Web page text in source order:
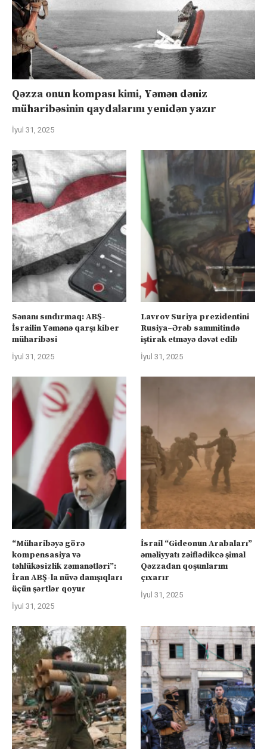
Qəzza onun kompası kimi, Yəmən dəniz
müharibəsinin qaydalarını yenidən yazır
İyul 31, 2025
Sənanı sındırmaq: ABŞ-
İsrailin Yəmənə qarşı kiber
müharibəsi
İyul 31, 2025
Lavrov Suriya prezidentini
Rusiya–Ərəb sammitində
iştirak etməyə dəvət edib
İyul 31, 2025
“Müharibəyə görə
kompensasiya və
təhlükəsizlik zəmanətləri”:
İran ABŞ-la nüvə danışıqları
üçün şərtlər qoyur
İyul 31, 2025
İsrail “Gideonun Arabaları”
əməliyyatı zəiflədikcə şimal
Qəzzadan qoşunlarını
çıxarır
İyul 31, 2025